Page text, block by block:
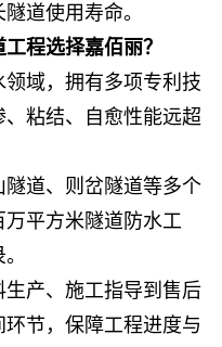
道使用寿命。
程选择嘉佰丽？
域，拥有多项专利技
粘结、自愈性能远超
道、则岔隧道等多个
平方米隧道防水工
产、施工指导到售后
节，保障工程进度与